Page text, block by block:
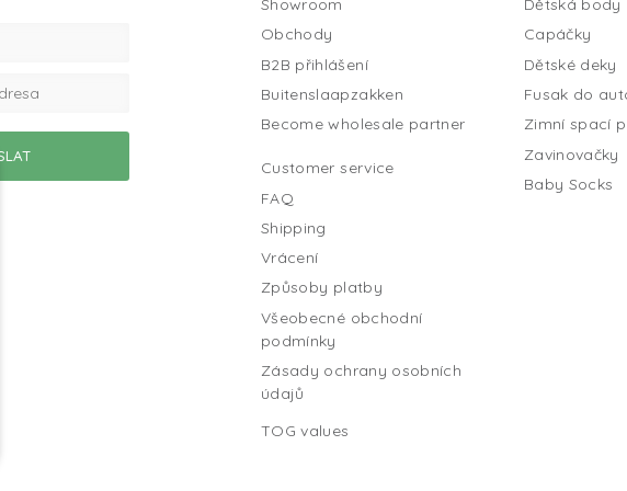
Showroom
Obchody
B2B přihlášení
Buitenslaapzakken
Become wholesale partner
Customer service
FAQ
Shipping
Vrácení
Způsoby platby
Všeobecné obchodní
podmínky
Zásady ochrany osobních
údajů
TOG values
Dětská body
Capáčky
Dětské deky
Fusak do
Zimní spací
Zavinovačky
Baby Socks